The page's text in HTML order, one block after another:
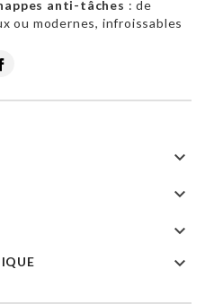
anti-tâches : de
ou modernes, infroissables



